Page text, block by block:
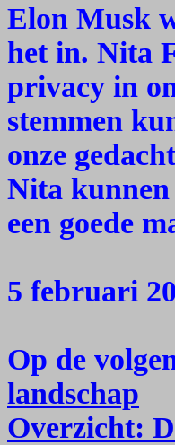
Elon Musk
het in. Nita
privacy in
stemmen
onze
Nita kunnen
een goede
5 februari
Op de
landschap
Overzicht: